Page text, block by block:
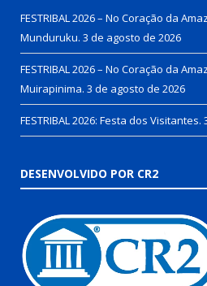
FESTRIBAL 2026 – No Coração da
Munduruku. 3 de agosto de 2026
FESTRIBAL 2026 – No Coração da
Muirapinima. 3 de agosto de 2026
FESTRIBAL 2026: Festa dos Visitantes.
DESENVOLVIDO POR CR2